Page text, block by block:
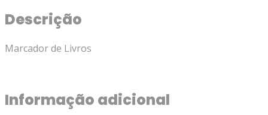
Descrição
Marcador de Livros
Informação adicional